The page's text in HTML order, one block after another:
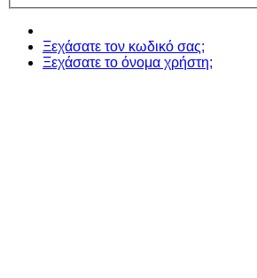
Ξεχάσατε τον κωδικό σας;
Ξεχάσατε το όνομα χρήστη;